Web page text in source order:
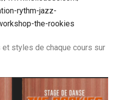
rythm-jazz-
the-rookies
et styles de chaque cours sur